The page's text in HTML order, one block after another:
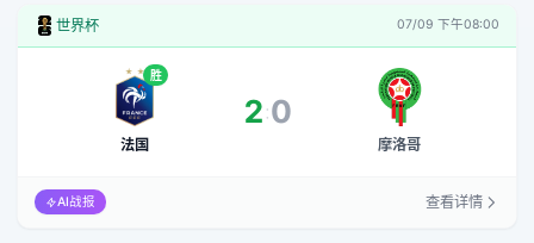
世界杯 07/09 下午08:00
胜
法国
2:0
摩洛哥
AI战报 查看详情